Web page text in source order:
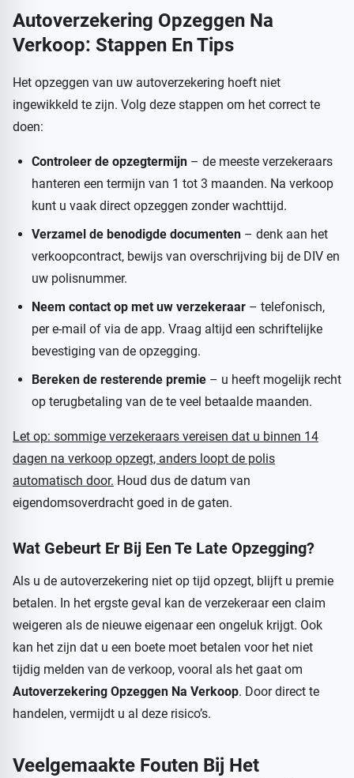
Autoverzekering Opzeggen Na
Verkoop: Stappen En Tips
Het opzeggen van uw autoverzekering hoeft niet
ingewikkeld te zijn. Volg deze stappen om het correct te
doen:
Controleer de opzegtermijn – de meeste verzekeraars
hanteren een termijn van 1 tot 3 maanden. Na verkoop
kunt u vaak direct opzeggen zonder wachttijd.
Verzamel de benodigde documenten – denk aan het
verkoopcontract, bewijs van overschrijving bij de DIV en
uw polisnummer.
Neem contact op met uw verzekeraar – telefonisch,
per e-mail of via de app. Vraag altijd een schriftelijke
bevestiging van de opzegging.
Bereken de resterende premie – u heeft mogelijk recht
op terugbetaling van de te veel betaalde maanden.
Let op: sommige verzekeraars vereisen dat u binnen 14
dagen na verkoop opzegt, anders loopt de polis
automatisch door. Houd dus de datum van
eigendomsoverdracht goed in de gaten.
Wat Gebeurt Er Bij Een Te Late Opzegging?
Als u de autoverzekering niet op tijd opzegt, blijft u premie
betalen. In het ergste geval kan de verzekeraar een claim
weigeren als de nieuwe eigenaar een ongeluk krijgt. Ook
kan het zijn dat u een boete moet betalen voor het niet
tijdig melden van de verkoop, vooral als het gaat om
Autoverzekering Opzeggen Na Verkoop. Door direct te
handelen, vermijdt u al deze risico’s.
Veelgemaakte Fouten Bij Het